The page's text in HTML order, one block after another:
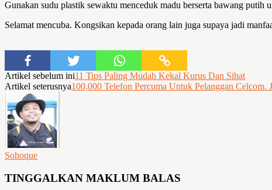
Gunakan sudu plastik sewaktu menceduk madu berserta bawang
Selamat mencuba. Kongsikan kepada orang lain juga supaya jadi
Artikel sebelum ini11 Tips Paling Mudah Kekal Kurus Dan Sihat
Artikel seterusnya100,000 Telefon Percuma Untuk Pelanggan Celcom.
Sohoque
TINGGALKAN MAKLUM BALAS